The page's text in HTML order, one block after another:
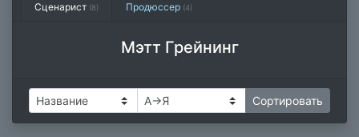
Сценарист (8) Продюссер (4)
Мэтт Грейнинг